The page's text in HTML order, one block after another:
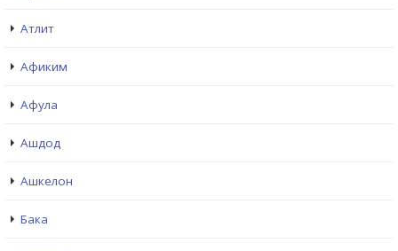
Атлит
Афиким
Афула
Ашдод
Ашкелон
Бака